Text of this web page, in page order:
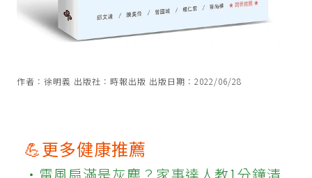
作者：徐明義 出版社：時報出版 出版日期：2022/06/28
💪更多健康推薦